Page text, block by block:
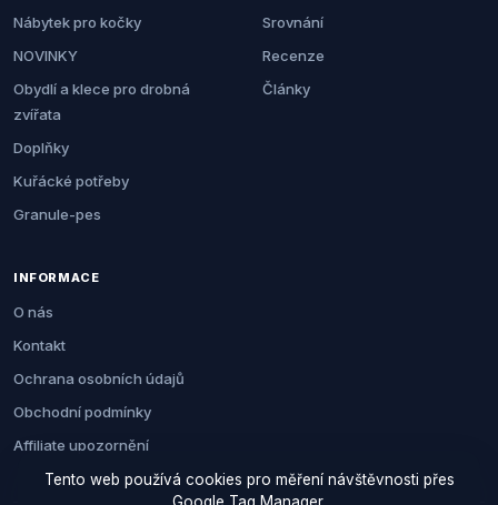
Nábytek pro kočky
NOVINKY
Obydlí a klece pro drobná
zvířata
Doplňky
Kuřácké potřeby
Granule-pes
Srovnání
Recenze
Články
INFORMACE
O nás
Kontakt
Ochrana osobních údajů
Obchodní podmínky
Affiliate upozornění
Tento web používá cookies pro měření návštěvnosti přes